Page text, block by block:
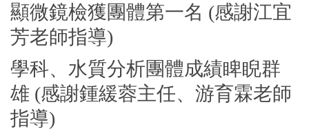
顯微鏡檢獲團體第一名 (感謝江宜
芳老師指導)
學科、水質分析團體成績睥睨群
雄 (感謝鍾緩蓉主任、游育霖老師
指導)